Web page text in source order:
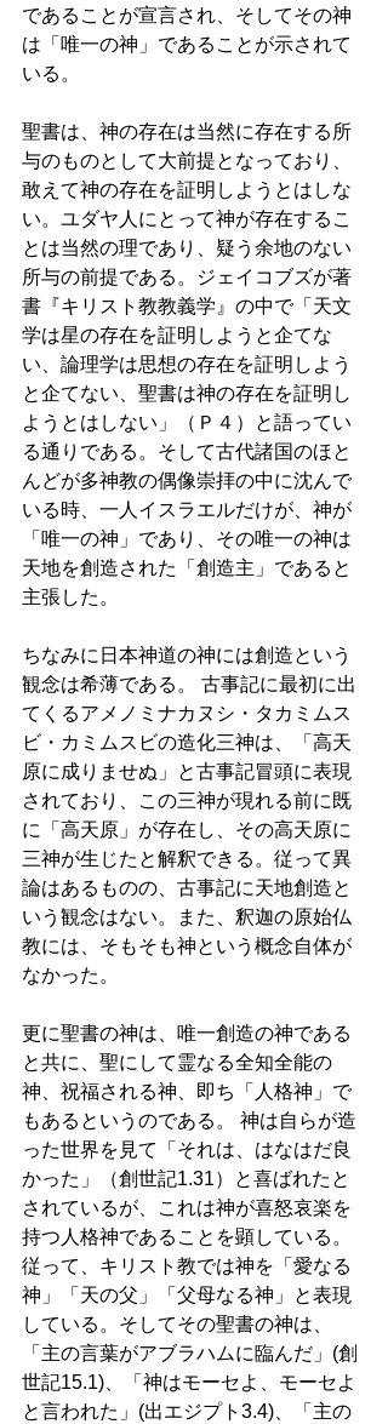
であることが宣言され、そしてその神
は「唯一の神」であることが示されて
いる。
聖書は、神の存在は当然に存在する所
与のものとして大前提となっており、
敢えて神の存在を証明しようとはしな
い。ユダヤ人にとって神が存在するこ
とは当然の理であり、疑う余地のない
所与の前提である。ジェイコブズが著
書『キリスト教教義学』の中で「天文
学は星の存在を証明しようと企てな
い、論理学は思想の存在を証明しよう
と企てない、聖書は神の存在を証明し
ようとはしない」（Ｐ４）と語ってい
る通りである。そして古代諸国のほと
んどが多神教の偶像崇拝の中に沈んで
いる時、一人イスラエルだけが、神が
「唯一の神」であり、その唯一の神は
天地を創造された「創造主」であると
主張した。
ちなみに日本神道の神には創造という
観念は希薄である。 古事記に最初に出
てくるアメノミナカヌシ・タカミムス
ビ・カミムスビの造化三神は、「高天
原に成りませぬ」と古事記冒頭に表現
されており、この三神が現れる前に既
に「高天原」が存在し、その高天原に
三神が生じたと解釈できる。従って異
論はあるものの、古事記に天地創造と
いう観念はない。また、釈迦の原始仏
教には、そもそも神という概念自体が
なかった。
更に聖書の神は、唯一創造の神である
と共に、聖にして霊なる全知全能の
神、祝福される神、即ち「人格神」で
もあるというのである。 神は自らが造
った世界を見て「それは、はなはだ良
かった」（創世記1.31）と喜ばれたと
されているが、これは神が喜怒哀楽を
持つ人格神であることを顕している。
従って、キリスト教では神を「愛なる
神」「天の父」「父母なる神」と表現
している。そしてその聖書の神は、
「主の言葉がアブラハムに臨んだ」(創
世記15.1)、「神はモーセよ、モーセよ
と言われた」(出エジプト3.4)、「主の